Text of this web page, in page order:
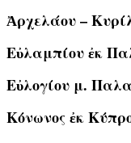
Ἀρχελάου –
Εὐλαμπίου ἐκ
Εὐλογίου μ.
Κόνωνος ἐκ